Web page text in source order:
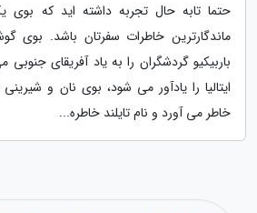
حتما تابه حال تجربه داشته اید که
ماندگارترین خاطرات سفرتان باشد.
باربیکیو گردشگران را به یاد آفریقای جنوبی
ایتالیا را یادآور می شود، بوی نان و
خاطر می آورد و نام تایلند خاطره...